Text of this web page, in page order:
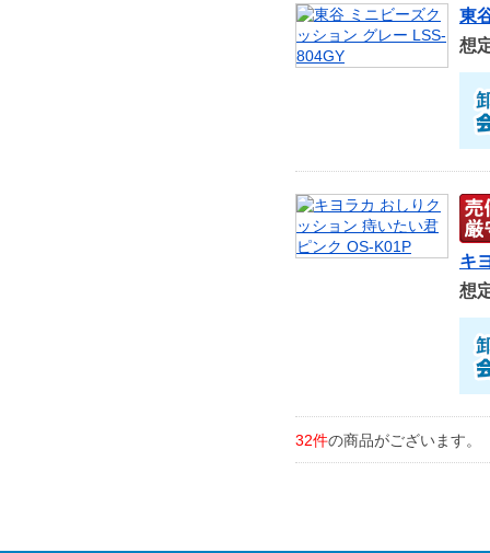
東
想
キ
想
32件の商品がございます。